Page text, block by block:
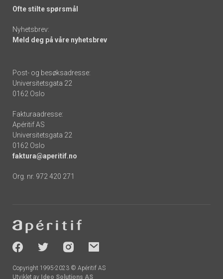
Ofte stilte spørsmål
Nyhetsbrev:
Meld deg på våre nyhetsbrev
Post- og besøksadresse:
Universitetsgata 22
0162 Oslo
Fakturaadresse:
Apéritif AS
Universitetsgata 22
0162 Oslo
faktura@aperitif.no
Org. nr. 972 420 271
-
socials
Copyright 1995-2023 © Apéritif AS
Utviklet av Ideo Solutions AS